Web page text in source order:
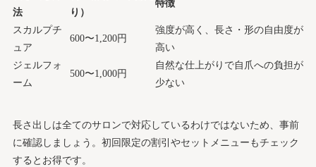
法
り）
特徴
スカルプチ
ュア
600〜1,200円
強度が高く、長さ・形の自由度が
高い
ジェルフォ
ーム
500〜1,000円
自然な仕上がりで自爪への負担が
少ない
長さ出しは全てのサロンで対応しているわけではないため、事前
に確認しましょう。初回限定の割引やセットメニューもチェック
するとお得です。